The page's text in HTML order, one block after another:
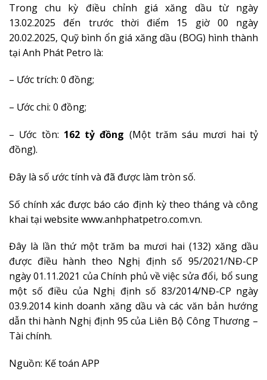
Trong chu kỳ điều chỉnh giá xăng dầu từ ngày
13.02.2025 đến trước thời điểm 15 giờ 00 ngày
20.02.2025, Quỹ bình ổn giá xăng dầu (BOG) hình thành
tại Anh Phát Petro là:
– Ước trích: 0 đồng;
– Ước chi: 0 đồng;
– Ước tồn: 162 tỷ đồng (Một trăm sáu mươi hai tỷ
đồng).
Đây là số ước tính và đã được làm tròn số.
Số chính xác được báo cáo định kỳ theo tháng và công
khai tại website www.anhphatpetro.com.vn.
Đây là lần thứ một trăm ba mươi hai (132) xăng dầu
được điều hành theo Nghị định số 95/2021/NĐ-CP
ngày 01.11.2021 của Chính phủ về việc sửa đổi, bổ sung
một số điều của Nghị định số 83/2014/NĐ-CP ngày
03.9.2014 kinh doanh xăng dầu và các văn bản hướng
dẫn thi hành Nghị định 95 của Liên Bộ Công Thương –
Tài chính.
Nguồn: Kế toán APP